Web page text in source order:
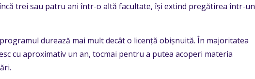
trei sau patru ani într-o altă facultate, își extind pregătirea într-un
durează mai mult decât o licență obișnuită. În majoritatea
cu aproximativ un an, tocmai pentru a putea acoperi materia